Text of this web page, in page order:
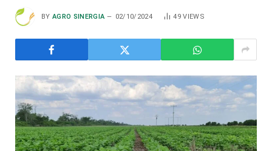
BY AGRO SINERGIA 02/10/2024 49VIEWS